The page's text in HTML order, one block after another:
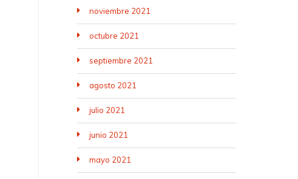
noviembre 2021
octubre 2021
septiembre 2021
agosto 2021
julio 2021
junio 2021
mayo 2021